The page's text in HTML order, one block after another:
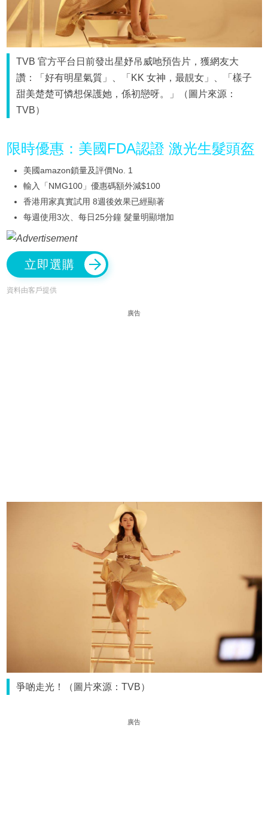
TVB 官方平台日前發出星妤吊威吔預告片，獲網友大
讚：「好有明星氣質」、「KK 女神，最靚女」、「樣子
甜美楚楚可憐想保護她，係初戀呀。」（圖片來源：
TVB）
限時優惠：美國FDA認證 激光生髮頭盔
美國amazon鎖量及評價No. 1
輸入「NMG100」優惠碼額外減$100
香港用家真實試用 8週後效果已經顯著
每週使用3次、每日25分鐘 髮量明顯增加
立即選購
資料由客戶提供
廣告
爭啲走光！（圖片來源：TVB）
廣告